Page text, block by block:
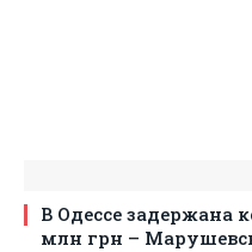
В Одессе задержана
млн грн –